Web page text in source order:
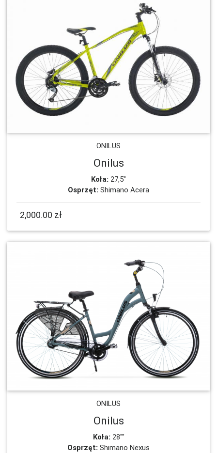
ONILUS
Onilus
Koła: 27,5"
Osprzęt: Shimano Acera
2,000.00 zł
ONILUS
Onilus
Koła: 28""
Osprzęt: Shimano Nexus